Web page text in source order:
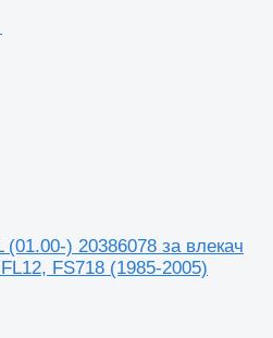
) 20386078 за влекач
FS718 (1985-2005)